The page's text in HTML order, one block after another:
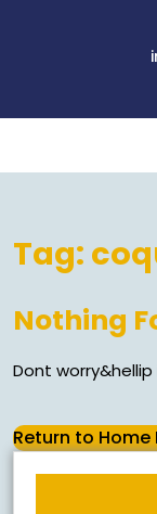
Tag:
Nothing
Dont
Return to Home